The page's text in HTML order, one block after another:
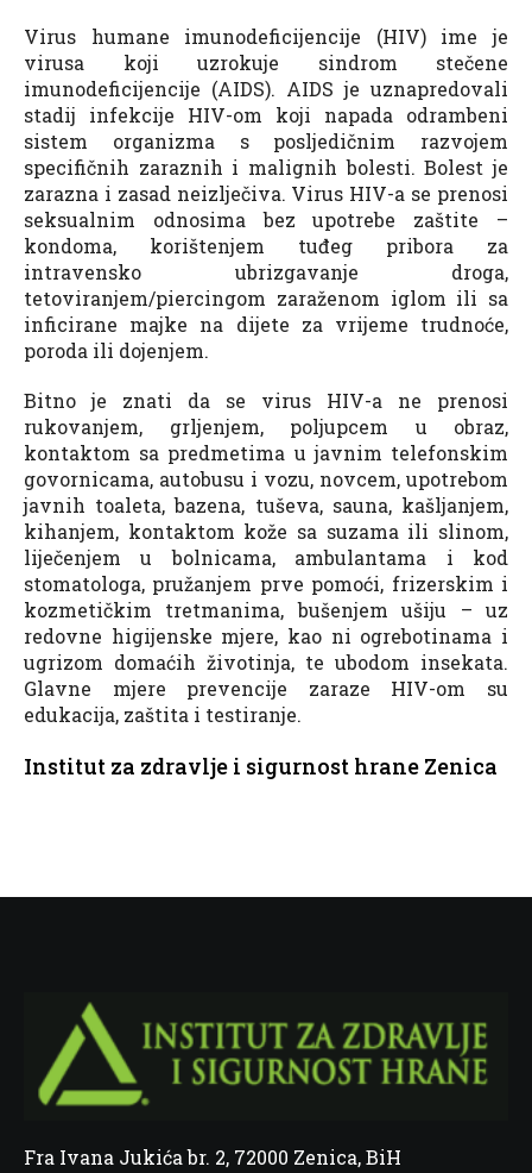
Virus humane imunodeficijencije (HIV) ime je
virusa koji uzrokuje sindrom stečene
imunodeficijencije (AIDS). AIDS je uznapredovali
stadij infekcije HIV-om koji napada odrambeni
sistem organizma s posljedičnim razvojem
specifičnih zaraznih i malignih bolesti. Bolest je
zarazna i zasad neizlječiva. Virus HIV-a se prenosi
seksualnim odnosima bez upotrebe zaštite –
kondoma, korištenjem tuđeg pribora za
intravensko ubrizgavanje droga,
tetoviranjem/piercingom zaraženom iglom ili sa
inficirane majke na dijete za vrijeme trudnoće,
poroda ili dojenjem.
Bitno je znati da se virus HIV-a ne prenosi
rukovanjem, grljenjem, poljupcem u obraz,
kontaktom sa predmetima u javnim telefonskim
govornicama, autobusu i vozu, novcem, upotrebom
javnih toaleta, bazena, tuševa, sauna, kašljanjem,
kihanjem, kontaktom kože sa suzama ili slinom,
liječenjem u bolnicama, ambulantama i kod
stomatologa, pružanjem prve pomoći, frizerskim i
kozmetičkim tretmanima, bušenjem ušiju – uz
redovne higijenske mjere, kao ni ogrebotinama i
ugrizom domaćih životinja, te ubodom insekata.
Glavne mjere prevencije zaraze HIV-om su
edukacija, zaštita i testiranje.
Institut za zdravlje i sigurnost hrane Zenica
Fra Ivana Jukića br. 2, 72000 Zenica, BiH